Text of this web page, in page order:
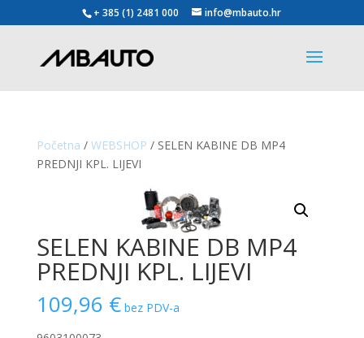
+ 385 (1) 2481 000 info@mbauto.hr
Početna / WEBSHOP / SELEN KABINE DB MP4
PREDNJI KPL. LIJEVI
SELEN KABINE DB MP4
PREDNJI KPL. LIJEVI
109,96 € bez PDV-a